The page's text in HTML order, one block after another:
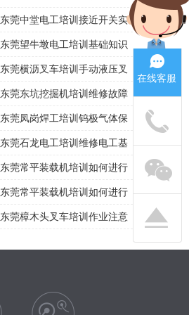
机突然停机的原因有那些，应
怎样处理？
东莞中堂电工培训接近开关实
物及接线应用
东莞望牛墩电工培训基础知识
东莞横沥叉车培训手动液压叉
车安全注意事项
东莞东坑挖掘机培训维修故障
大全
东莞凤岗焊工培训钨极气体保
护电弧焊
东莞石龙电工培训维修电工基
础知识大全总结
东莞常平装载机培训如何进行
装载机维修与保养？
东莞常平装载机培训如何进行
装载机维修与保养？
东莞樟木头叉车培训作业注意
在线客服